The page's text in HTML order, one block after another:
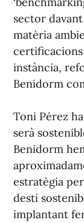
sector
matèria
instància,
Benidorm
Toni Pérez
serà
Benidorm
estratègia
destí
implantant